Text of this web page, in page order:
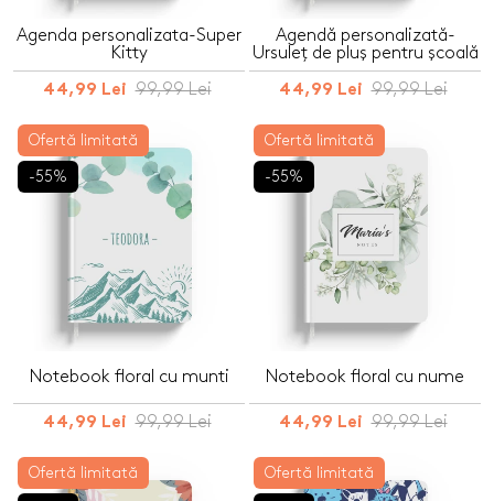
Agenda personalizata-Super
Kitty
44,99 Lei 99,99 Lei
Agendă personalizată-
Ursuleț de pluș pentru școală
44,99 Lei 99,99 Lei
Ofertă limitată
-55%
Notebook floral cu munti
44,99 Lei 99,99 Lei
Ofertă limitată
-55%
Notebook floral cu nume
44,99 Lei 99,99 Lei
Ofertă limitată Ofertă limitată